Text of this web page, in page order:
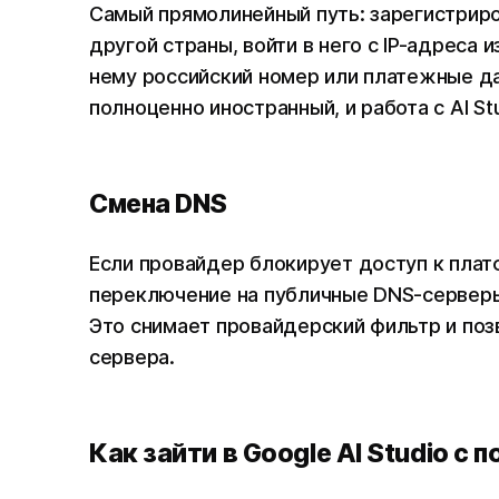
Самый прямолинейный путь:
другой страны, войти в него с IP-адреса
нему российский номер или платежные
полноценно иностранный, и работа с AI
Смена DNS
Если провайдер блокирует доступ к
переключение на публичные DNS-
Это снимает провайдерский фильтр и
сервера.
Как зайти в Google AI Studio с